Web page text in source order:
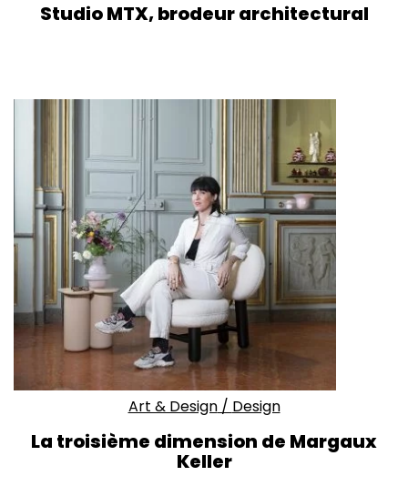
Studio MTX, brodeur architectural
Art & Design/ Design
La troisième dimension de Margaux
Keller